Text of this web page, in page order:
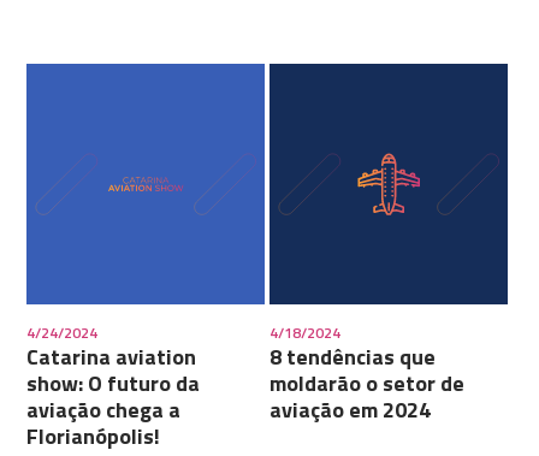
4/24/2024
Catarina aviation
show: O futuro da
aviação chega a
Florianópolis!
4/18/2024
8 tendências que
moldarão o setor de
aviação em 2024